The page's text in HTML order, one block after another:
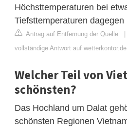
Höchsttemperaturen bei
Tiefsttemperaturen dagegen
Antrag auf Entfernung der Quelle
vollständige Antwort auf
Welcher Teil von
schönsten?
Das Hochland um Dalat
schönsten Regionen